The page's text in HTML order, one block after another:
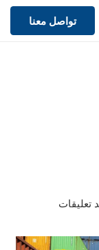
تواصل معنا
تعليقات